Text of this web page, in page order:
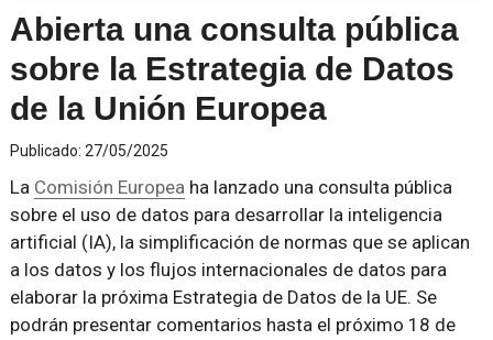
Abierta una consulta pública
sobre la Estrategia de Datos
de la Unión Europea
Publicado: 27/05/2025
La Comisión Europeaha lanzado una consulta pública
sobre el uso de datos para desarrollar la inteligencia
artificial (IA), la simplificación de normas que se aplican
a los datos y los flujos internacionales de datos para
elaborar la próxima Estrategia de Datos de la UE. Se
podrán presentar comentarios hasta el próximo 18 de